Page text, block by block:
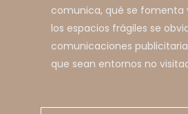
comunica, qué se fomenta
los espacios frágiles se
comunicaciones
que sean entornos no